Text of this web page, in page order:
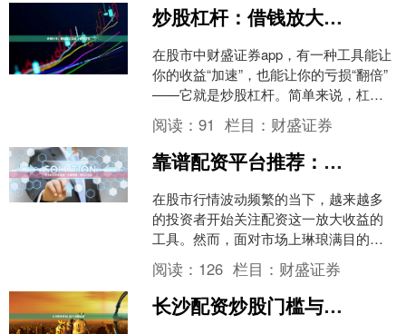
炒股杠杆：借钱放大本金，盈亏双倍
在股市中财盛证券app，有一种工具能让
你的收益“加速”，也能让你的亏损“翻倍”
——它就是炒股杠杆。简单来说，杠杆
就是借钱炒股，用别人的钱放大你的本
金，从而放大收....
阅读：91 栏目： 财盛证券
靠谱配资平台推荐：安全合规、高杠杆低息
在股市行情波动频繁的当下，越来越多
的投资者开始关注配资这一放大收益的
工具。然而，面对市场上琳琅满目的配
资平台，如何挑选一个既安全合规、又
具备高杠杆低息优势的平台....
阅读： 126 栏目： 财盛证券
长沙配资炒股门槛与实操指南